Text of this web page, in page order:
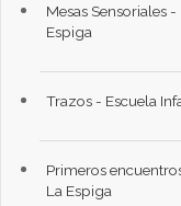
Mesas Sensoriales
Espiga
Trazos - Escuela
Primeros
La Espiga